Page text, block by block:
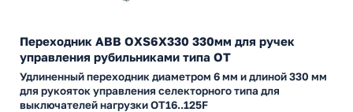
Переходник ABB OXS6X330 330мм для ручек
управления рубильниками типа ОТ
Удлиненный переходник диаметром 6 мм и длиной 330 мм
для рукояток управления селекторного типа для
выключателей нагрузки ОТ16..125F